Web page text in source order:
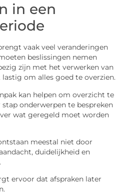
in een
vaak veel veranderingen
beslissingen nemen
zijn met het verwerken van
om alles goed te overzien.
kan helpen om overzicht te
onderwerpen te bespreken
wat geregeld moet worden
meestal niet door
duidelijkheid en
ervoor dat afspraken later